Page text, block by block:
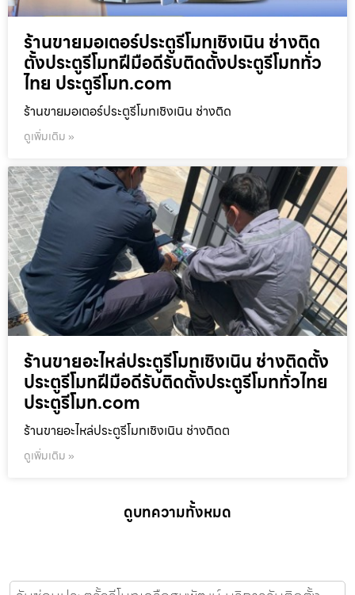
ร้านขายมอเตอร์ประตูรีโมทเชิงเนิน ช่างติด
ตั้งประตูรีโมทฝีมือดีรับติดตั้งประตูรีโมททั่ว
ไทย ประตูรีโมท.com
ร้านขายมอเตอร์ประตูรีโมทเชิงเนิน ช่างติด
ดูเพิ่มเติม »
ร้านขายอะไหล่ประตูรีโมทเชิงเนิน ช่างติดตั้ง
ประตูรีโมทฝีมือดีรับติดตั้งประตูรีโมททั่วไทย
ประตูรีโมท.com
ร้านขายอะไหล่ประตูรีโมทเชิงเนิน ช่างติดต
ดูเพิ่มเติม »
ดูบทความทั้งหมด